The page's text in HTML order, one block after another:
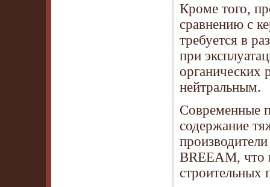
Кроме того,
сравнению с
требуется в
при
органических
нейтральным.
Современные
содержание
BREEAM, что
строительных